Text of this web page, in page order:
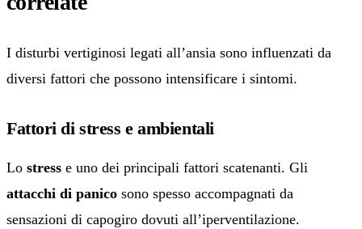
I disturbi vertiginosi legati all’ansia sono influenzati da
diversi fattori che possono intensificare i sintomi.
Fattori di stress e ambientali
Lo stress e uno dei principali fattori scatenanti. Gli
attacchi di panico sono spesso accompagnati da
sensazioni di capogiro dovuti all’iperventilazione.